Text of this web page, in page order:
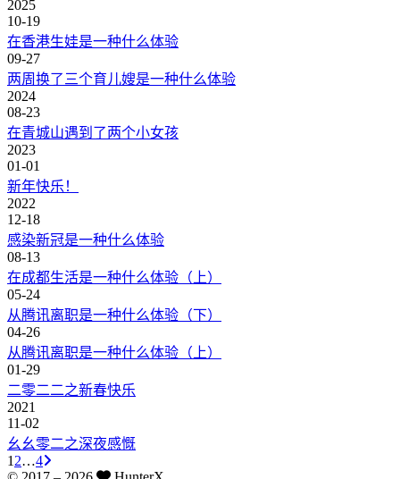
2025
10-19
在香港生娃是一种什么体验
09-27
两周换了三个育儿嫂是一种什么体验
2024
08-23
在青城山遇到了两个小女孩
2023
01-01
新年快乐！
2022
12-18
感染新冠是一种什么体验
08-13
在成都生活是一种什么体验（上）
05-24
从腾讯离职是一种什么体验（下）
04-26
从腾讯离职是一种什么体验（上）
01-29
二零二二之新春快乐
2021
11-02
幺幺零二之深夜感慨
1 2…4